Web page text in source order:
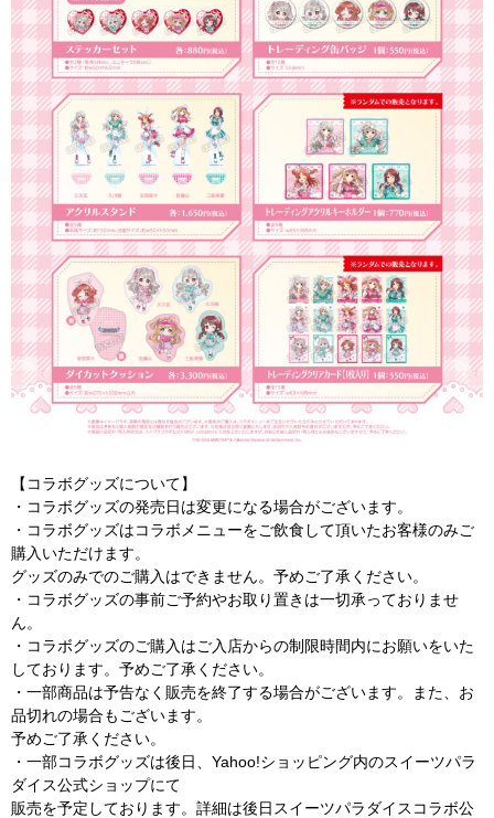
【コラボグッズについて】
・コラボグッズの発売日は変更になる場合がございます。
・コラボグッズはコラボメニューをご飲食して頂いたお客様のみご
購入いただけます。
グッズのみでのご購入はできません。予めご了承ください。
・コラボグッズの事前ご予約やお取り置きは一切承っておりませ
ん。
・コラボグッズのご購入はご入店からの制限時間内にお願いをいた
しております。予めご了承ください。
・一部商品は予告なく販売を終了する場合がございます。また、お
品切れの場合もございます。
予めご了承ください。
・一部コラボグッズは後日、Yahoo!ショッピング内のスイーツパラ
ダイス公式ショップにて
販売を予定しております。詳細は後日スイーツパラダイスコラボ公